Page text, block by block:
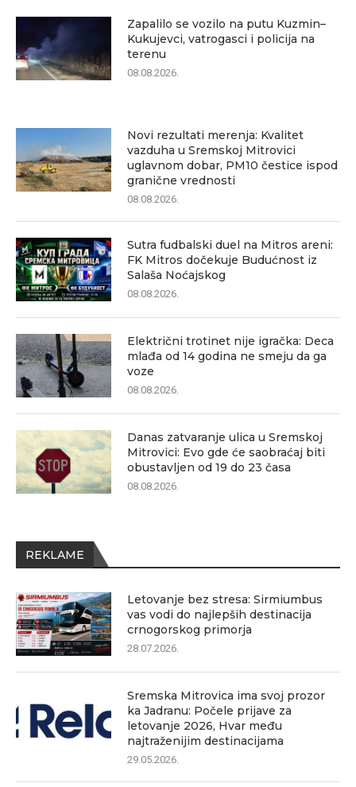
Zapalilo se vozilo na putu Kuzmin–
Kukujevci, vatrogasci i policija na
terenu
08.08.2026.
Novi rezultati merenja: Kvalitet
vazduha u Sremskoj Mitrovici
uglavnom dobar, PM10 čestice ispod
granične vrednosti
08.08.2026.
Sutra fudbalski duel na Mitros areni:
FK Mitros dočekuje Budućnost iz
Salaša Noćajskog
08.08.2026.
Električni trotinet nije igračka: Deca
mlađa od 14 godina ne smeju da ga
voze
08.08.2026.
Danas zatvaranje ulica u Sremskoj
Mitrovici: Evo gde će saobraćaj biti
obustavljen od 19 do 23 časa
08.08.2026.
REKLAME
Letovanje bez stresa: Sirmiumbus
vas vodi do najlepših destinacija
crnogorskog primorja
28.07.2026.
Sremska Mitrovica ima svoj prozor
ka Jadranu: Počele prijave za
letovanje 2026, Hvar među
najtraženijim destinacijama
29.05.2026.